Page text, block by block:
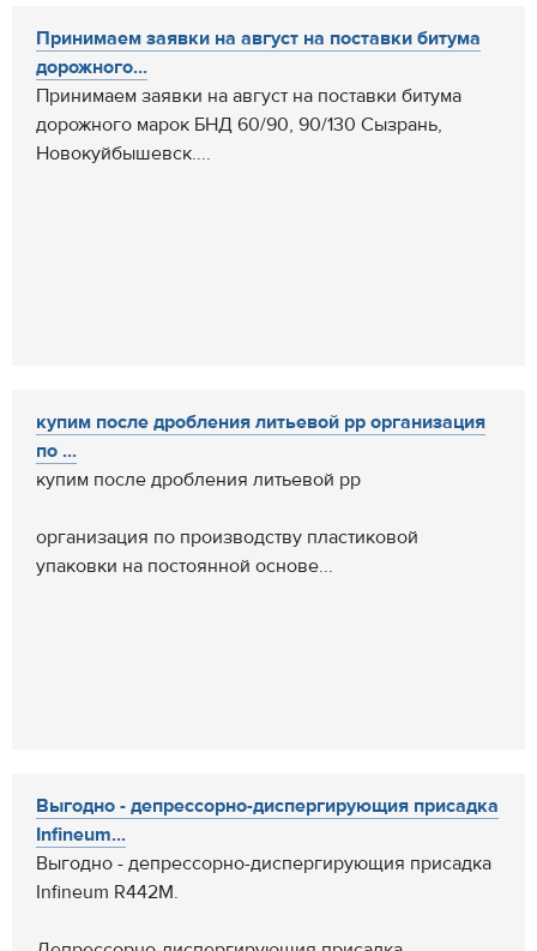
Принимаем заявки на август на поставки битума
дорожного...
Принимаем заявки на август на поставки битума
дорожного марок БНД 60/90, 90/130 Сызрань,
Новокуйбышевск....
купим после дробления литьевой pp организация
по ...
купим после дробления литьевой pp
организация по производству пластиковой
упаковки на постоянной основе...
Выгодно - депрессорно-диспергирующия присадка
Infineum...
Выгодно - депрессорно-диспергирующия присадка
Infineum R442M.